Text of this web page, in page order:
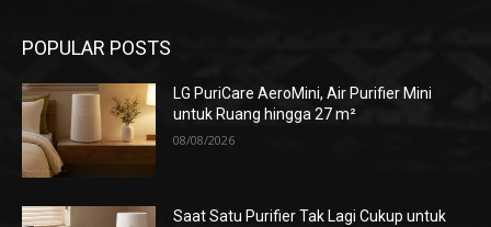
POPULAR POSTS
LG PuriCare AeroMini, Air Purifier Mini
untuk Ruang hingga 27 m²
08/08/2026
Saat Satu Purifier Tak Lagi Cukup untuk